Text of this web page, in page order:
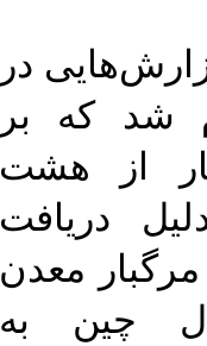
در
شد که بر
خبرنگار از هشت
دریافت
مرگبار معدن
چین به